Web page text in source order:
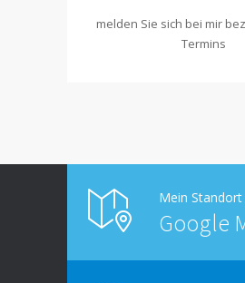
melden Sie sich bei mir
Termins
Mein
Google